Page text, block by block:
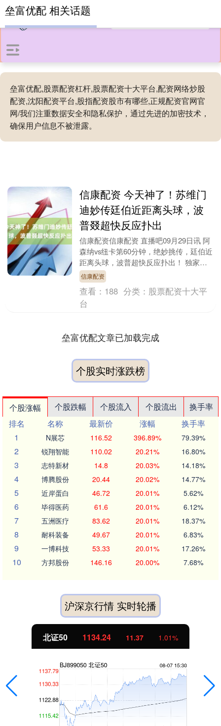
垒富优配,股票配资杠杆,股票配资十大平台,配资网络炒股
配资,沈阳配资平台,股指配资股市有哪些,正规配资官网官
网/我们注重数据安全和隐私保护，通过先进的加密技术，
确保用户信息不被泄露。
垒富优配 相关话题
信康配资 今天神了！苏维门
迪妙传廷伯近距离头球，波
普叕超快反应扑出
信康配资信康配资 直播吧09月29日讯 阿
森纳vs纽卡第60分钟，绝妙挑传，廷伯近
距离头球，波普超快反应扑出！ 独家看
英超就在咪咕....
信康配资
查看： 188 分类： 股票配资十大平
台
垒富优配文章已加载完成
个股实时涨跌榜
个股涨幅 个股跌幅 个股流入 个股流出
换手率
排名
名称 最新价 涨幅
换手率
1
N展芯 116.52 396.89% 79.39%
2 锐翔智能 110.02 20.21% 16.80%
3 志特新材 14.8 20.03% 14.18%
4 博腾股份 20.44 20.02% 14.77%
5 近岸蛋白 46.72 20.01% 5.62%
6 毕得医药 61.6 20.01% 6.12%
7 五洲医疗 83.62 20.01% 18.37%
8 耐科装备 49.67 20.01% 6.83%
9 一博科技 53.33 20.01% 17.26%
10 方邦股份 146.16 20.00% 7.68%
沪深京行情 实时轮播
北证50 1134.24 11.37 1.01%